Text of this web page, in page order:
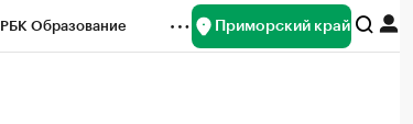
РБК Образование Приморский край